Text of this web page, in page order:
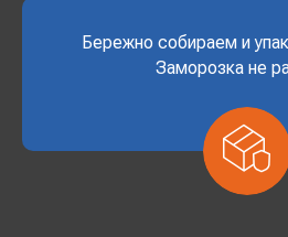
Бережно собираем и
Заморозка не